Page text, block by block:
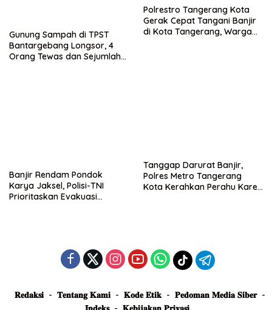
Gunung Sampah di TPST
Bantargebang Longsor, 4
Orang Tewas dan Sejumlah
Polrestro Tangerang Kota
Gerak Cepat Tangani Banjir
di Kota Tangerang, Warga
Banjir Rendam Pondok
Karya Jaksel, Polisi-TNI
Prioritaskan Evakuasi
Tanggap Darurat Banjir,
Polres Metro Tangerang
Kota Kerahkan Perahu Karet
𝐑𝐞𝐝𝐚𝐤𝐬𝐢 𝐓𝐞𝐧𝐭𝐚𝐧𝐠 𝐊𝐚𝐦𝐢 𝐊𝐨𝐝𝐞 𝐄𝐭𝐢𝐤
𝐏𝐞𝐝𝐨𝐦𝐚𝐧 𝐌𝐞𝐝𝐢𝐚 𝐒𝐢𝐛𝐞𝐫